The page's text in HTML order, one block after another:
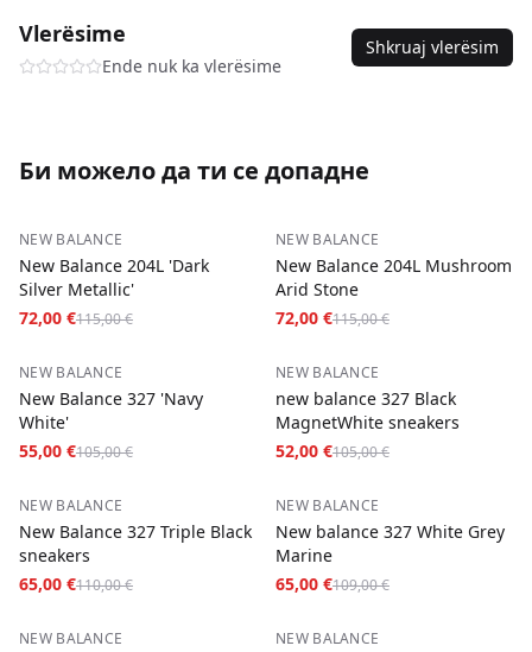
Vlerësime
Ende nuk ka vlerësime
Shkruaj vlerësim
Би можело да ти се допадне
−37%
NEW BALANCE
New Balance 204L 'Dark
Silver Metallic'
72,00 €115,00 €
−37%
NEW BALANCE
New Balance 204L Mushroom
Arid Stone
72,00 €115,00 €
−48%
NEW BALANCE
New Balance 327 'Navy
White'
55,00 €105,00 €
−50%
NEW BALANCE
new balance 327 Black
MagnetWhite sneakers
52,00 €105,00 €
−41%
NEW BALANCE
New Balance 327 Triple Black
sneakers
65,00 €110,00 €
−40%
NEW BALANCE
New balance 327 White Grey
Marine
65,00 €109,00 €
−53%
NEW BALANCE −53%
NEW BALANCE